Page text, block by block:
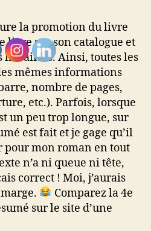
la promotion du livre
livre sur son catalogue et
librairies. Ainsi, toutes les
mêmes informations
nombre de pages,
etc.). Parfois, lorsque
un peu trop longue, sur
est fait et je gage qu’il
pour mon roman en tout
n’a ni queue ni tête,
correct ! Moi, j’aurais
Comparez la 4e
sur le site d’une